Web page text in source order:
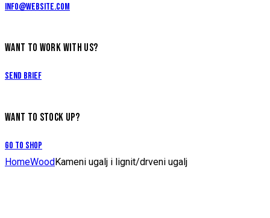
info@website.com
WANT TO WORK WITH US?
Send Brief
WANT TO STOCK UP?
Go to Shop
HomeWoodKameni ugalj i lignit/drveni ugalj